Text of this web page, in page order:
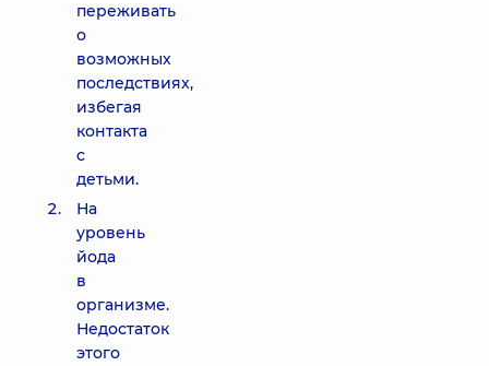
переживать
о
возможных
последствиях,
избегая
контакта
с
детьми.
На
уровень
йода
в
организме.
Недостаток
этого